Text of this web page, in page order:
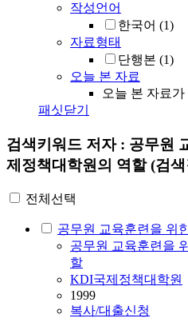
작성언어
한국어 (1)
자료형태
단행본 (1)
오늘 본 자료
오늘 본 자료
패싯닫기
검색키워드 저자 : 공무원
제정책대학원의 역할(검
전체선택
공무원 교육훈련을 위
공무원 교육훈련을
할
KDI국제정책대학원
1999
복사/대출신청